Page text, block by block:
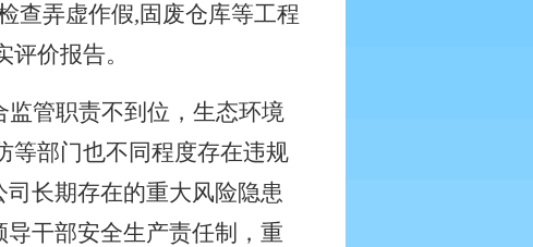
查弄虚作假,固废仓库等工程
评价报告。
管职责不到位，生态环境
等部门也不同程度存在违规
长期存在的重大风险隐患
干部安全生产责任制，重